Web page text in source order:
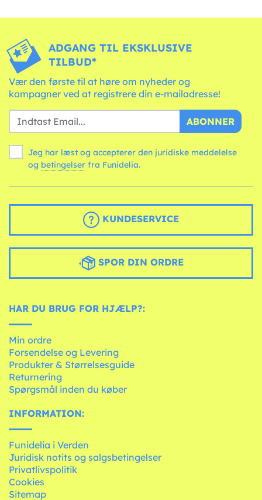
ADGANG TIL EKSKLUSIVE
TILBUD*
Vær den første til at høre om nyheder og
kampagner ved at registrere din e-mailadresse!
ABONNER
Jeg har læst og accepterer den juridiske meddelelse
og betingelser fra Funidelia.
KUNDESERVICE
SPOR DIN ORDRE
HAR DU BRUG FOR HJÆLP?:
Min ordre
Forsendelse og Levering
Produkter & Størrelsesguide
Returnering
Spørgsmål inden du køber
INFORMATION:
Funidelia i Verden
Juridisk notits og salgsbetingelser
Privatlivspolitik
Cookies
Sitemap